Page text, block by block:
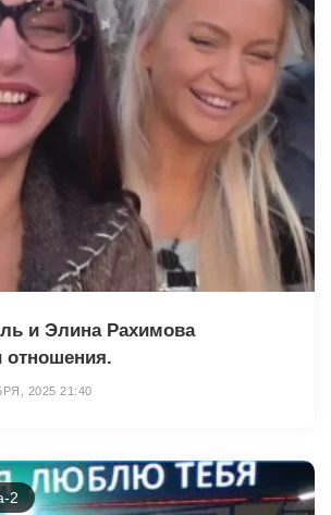
и Элина Рахимова
отношения.
2025 21:40
2